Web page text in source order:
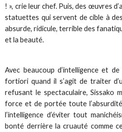
! », crie leur chef. Puis, des œuvres
statuettes qui servent de cible à
absurde, ridicule, terrible des
et la beauté.
Avec beaucoup d’intelligence et
fortiori quand il s’agit de traiter
refusant le spectaculaire, Sissako
force et de portée toute
l’intelligence d’éviter tout
bonté derrière la cruauté comme